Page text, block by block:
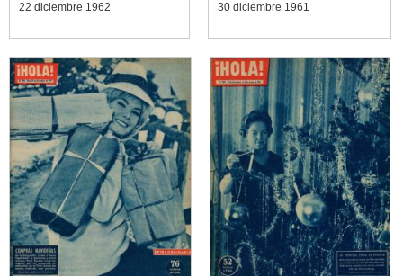
22 diciembre 1962 30 diciembre 1961